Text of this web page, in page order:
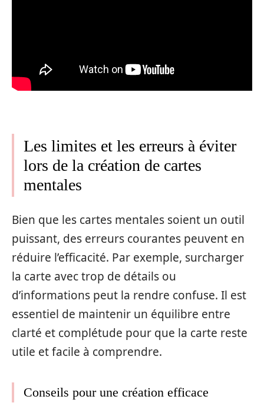
Les limites et les erreurs à éviter
lors de la création de cartes
mentales
Bien que les cartes mentales soient un outil
puissant, des erreurs courantes peuvent en
réduire l’efficacité. Par exemple, surcharger
la carte avec trop de détails ou
d’informations peut la rendre confuse. Il est
essentiel de maintenir un équilibre entre
clarté et complétude pour que la carte reste
utile et facile à comprendre.
Conseils pour une création efficace